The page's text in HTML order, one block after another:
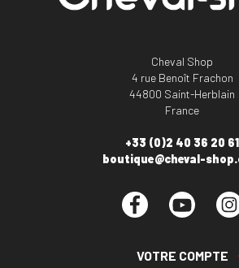
Cheval Shop
4 rue Benoît Frachon
44800 Saint-Herblain
France
+33 (0)2 40 36 20 61
boutique@cheval-
Facebook YouTube
VOTRE COMPTE